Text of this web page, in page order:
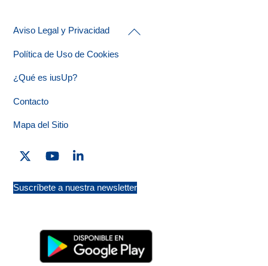
Back
Aviso Legal y Privacidad
Política de Uso de Cookies
¿Qué es iusUp?
Contacto
Mapa del Sitio
YouTube
Suscríbete a nuestra newsletter